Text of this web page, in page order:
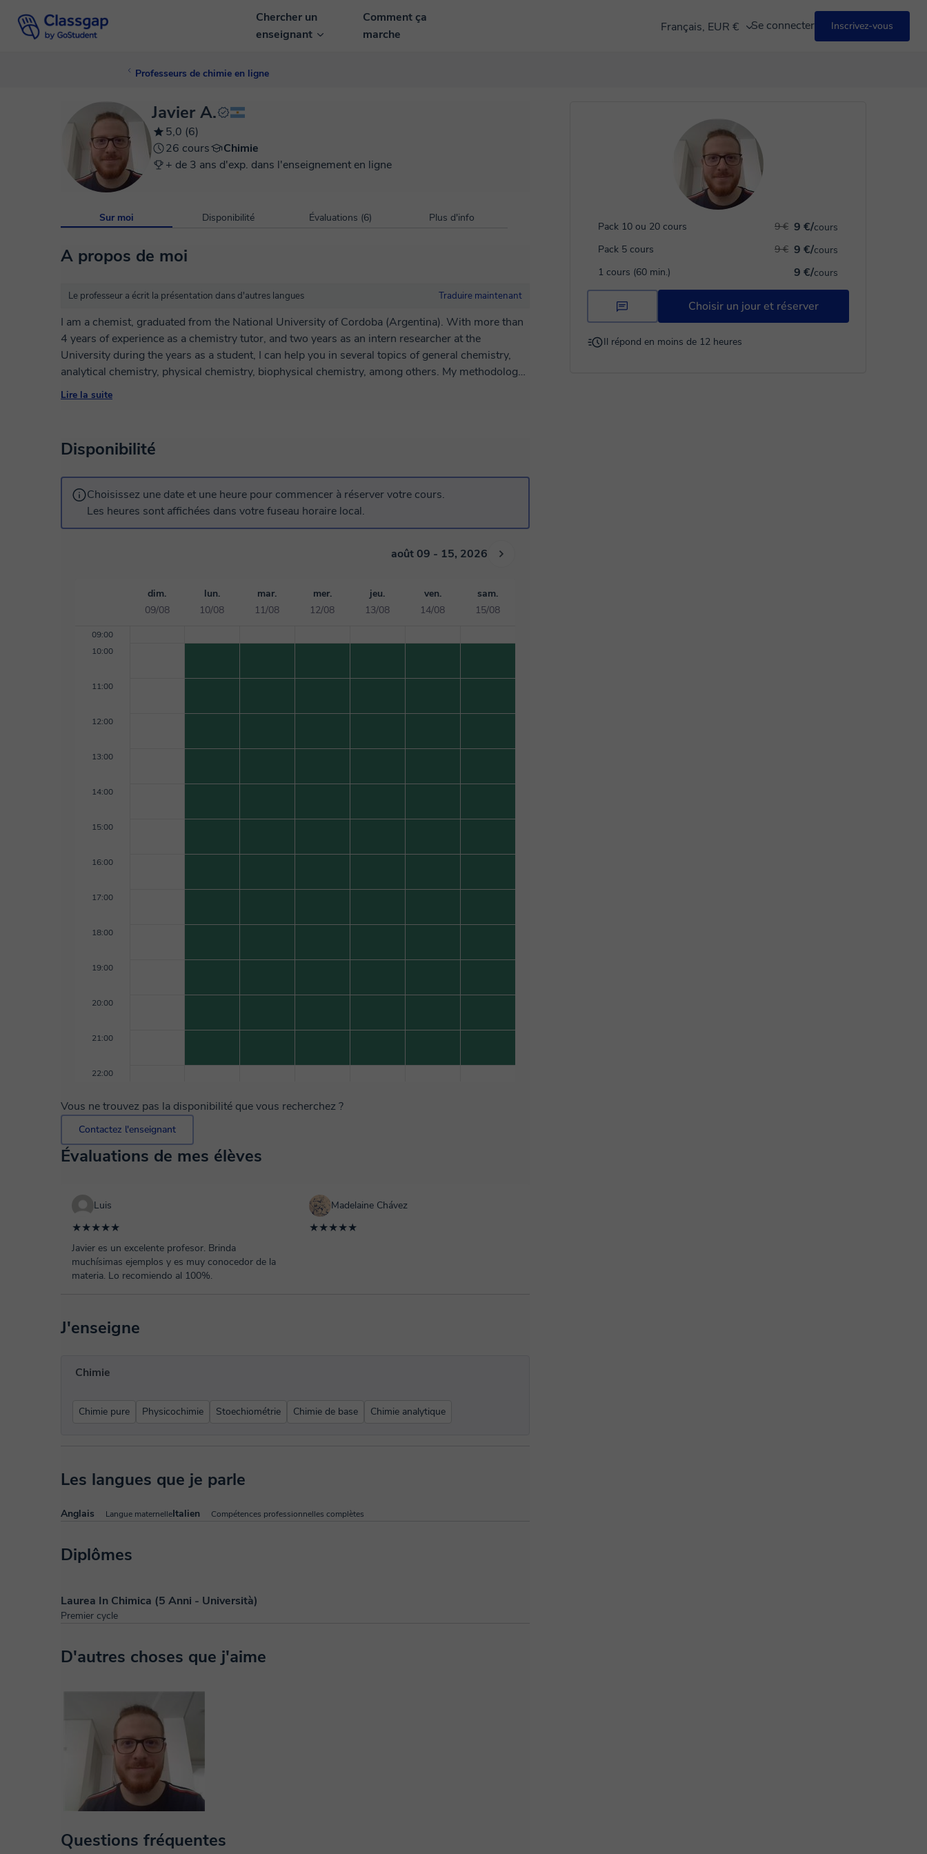
Chercher un
enseignant
Comment ça
marche
Français, EUR € Se connecter Inscrivez-vous
Professeurs de chimie en ligne
Pack 10 ou 20 cours 9 €/cours
9 €
Pack 5 cours
9 €/cours
9 €
1 cours (60 min.)
9 €/cours
Choisir un jour et réserver
Il répond en moins de 12 heures
Javier A.
5,0 (6)
26 cours
Chimie
+ de 3 ans d'exp. dans l'enseignement en ligne
Sur moi Disponibilité Évaluations (6) Plus d'info
A propos de moi
Le professeur a écrit la présentation dans d'autres langues Traduire maintenant
I am a chemist, graduated from the National University of Cordoba (Argentina). With more than
4 years of experience as a chemistry tutor, and two years as an intern researcher at the
University during the years as a student, I can help you in several topics of general chemistry,
analytical chemistry, physical chemistry, biophysical chemistry, among others. My methodology
is based on interactive and dynamic classes in which the student and the tutor actively
Lire la suite
Disponibilité
Choisissez une date et une heure pour commencer à réserver votre cours.
Les heures sont affichées dans votre fuseau horaire local.
août 09 - 15, 2026
dim.
09/08
lun.
10/08
mar.
11/08
mer.
12/08
jeu.
13/08
ven.
14/08
sam.
15/08
09:00
10:00
11:00
12:00
13:00
14:00
15:00
16:00
17:00
18:00
19:00
20:00
21:00
22:00
Vous ne trouvez pas la disponibilité que vous recherchez ?
Contactez l'enseignant
Évaluations de mes élèves
Luis
★★★★★
Javier es un excelente profesor. Brinda
muchísimas ejemplos y es muy conocedor de la
materia. Lo recomiendo al 100%.
Madelaine Chávez
★★★★★
J'enseigne
Chimie
Chimie pure Physicochimie Stoechiométrie Chimie de base Chimie analytique
Les langues que je parle
Anglais Langue maternelleItalien Compétences professionnelles complètes
Diplômes
Laurea In Chimica (5 Anni - Università)
Premier cycle
D'autres choses que j'aime
Questions fréquentes